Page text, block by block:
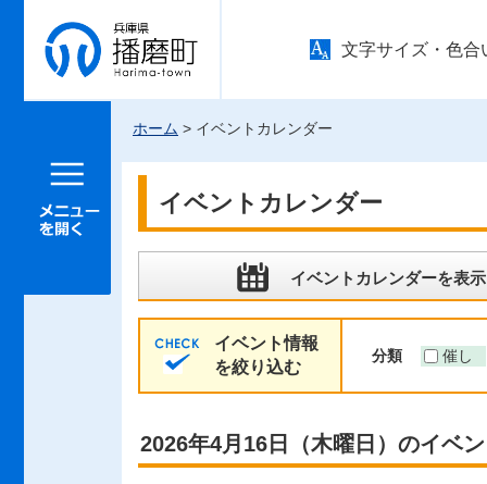
兵庫県 播
磨町
文字サイズ・色合
メニュー
ホーム > イベントカレンダー
イベントカレンダー
イベントカレンダーを表示
イベント情報
を絞り込む
分類 催し
2026年4月16日（木曜日）のイベ